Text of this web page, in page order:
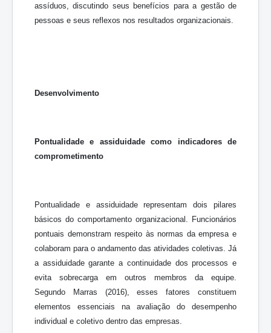
assíduos, discutindo seus benefícios para a gestão de
pessoas e seus reflexos nos resultados organizacionais.
Desenvolvimento
Pontualidade e assiduidade como indicadores de
comprometimento
Pontualidade e assiduidade representam dois pilares
básicos do comportamento organizacional. Funcionários
pontuais demonstram respeito às normas da empresa e
colaboram para o andamento das atividades coletivas. Já
a assiduidade garante a continuidade dos processos e
evita sobrecarga em outros membros da equipe.
Segundo Marras (2016), esses fatores constituem
elementos essenciais na avaliação do desempenho
individual e coletivo dentro das empresas.